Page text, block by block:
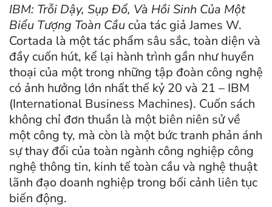
IBM: Trỗi Dậy, Sụp Đổ, Và Hồi Sinh Của Một
Biểu Tượng Toàn Cầu của tác giả James W.
Cortada là một tác phẩm sâu sắc, toàn diện và
đầy cuốn hút, kể lại hành trình gần như huyền
thoại của một trong những tập đoàn công nghệ
có ảnh hưởng lớn nhất thế kỷ 20 và 21 – IBM
(International Business Machines). Cuốn sách
không chỉ đơn thuần là một biên niên sử về
một công ty, mà còn là một bức tranh phản ánh
sự thay đổi của toàn ngành công nghiệp công
nghệ thông tin, kinh tế toàn cầu và nghệ thuật
lãnh đạo doanh nghiệp trong bối cảnh liên tục
biến động.